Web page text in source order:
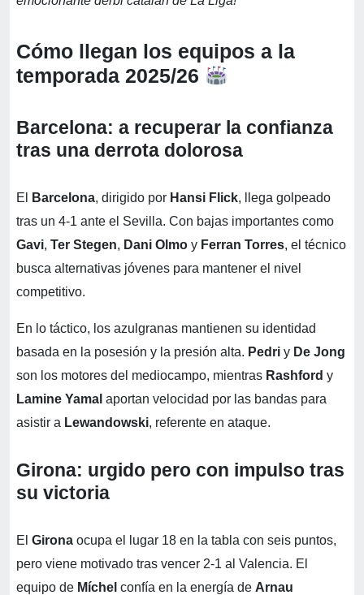
Cómo llegan los equipos a la
temporada 2025/26
Barcelona: a recuperar la confianza
tras una derrota dolorosa
El Barcelona, dirigido por Hansi Flick, llega golpeado
tras un 4-1 ante el Sevilla. Con bajas importantes como
Gavi, Ter Stegen, Dani Olmo y Ferran Torres, el técnico
busca alternativas jóvenes para mantener el nivel
competitivo.
En lo táctico, los azulgranas mantienen su identidad
basada en la posesión y la presión alta. Pedri y De Jong
son los motores del mediocampo, mientras Rashford y
Lamine Yamal aportan velocidad por las bandas para
asistir a Lewandowski, referente en ataque.
Girona: urgido pero con impulso tras
su victoria
El Girona ocupa el lugar 18 en la tabla con seis puntos,
pero viene motivado tras vencer 2-1 al Valencia. El
equipo de Míchel confía en la energía de Arnau